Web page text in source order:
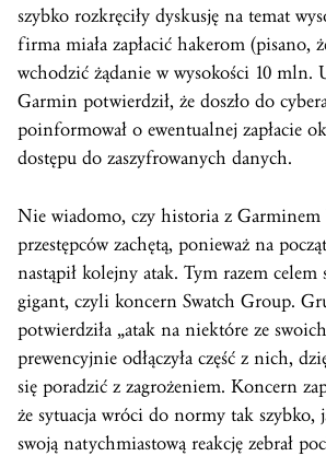
szybko rozkręciły dyskusję na temat
firma miała zapłacić hakerom (pisano,
wchodzić żądanie w wysokości 10 mln.
Garmin potwierdził, że doszło do
poinformował o ewentualnej zapłacie
dostępu do zaszyfrowanych danych.
Nie wiadomo, czy historia z Garminem
przestępców zachętą, ponieważ na
nastąpił kolejny atak. Tym razem celem
gigant, czyli koncern Swatch Group.
potwierdziła „atak na niektóre ze
prewencyjnie odłączyła część z nich,
się poradzić z zagrożeniem. Koncern
że sytuacja wróci do normy tak szybko,
swoją natychmiastową reakcję zebrał